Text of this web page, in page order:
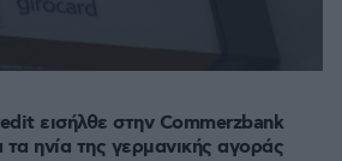
εισήλθε στην Commerzbank
ηνία της γερμανικής αγοράς